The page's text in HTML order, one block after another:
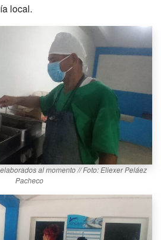
local.
al momento // Foto: Eliexer Peláez
Pacheco